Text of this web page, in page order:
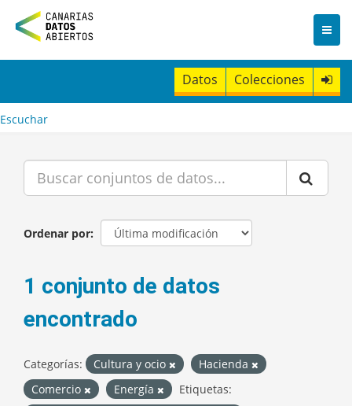
n
t
Datos Colecciones
Escuchar
Ordenar por
1 conjunto de datos
encontrado
Categorías: Cultura y ocio
Hacienda
Comercio
Energía
Etiquetas: